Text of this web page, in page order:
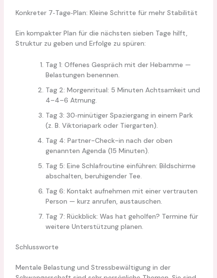
Konkreter 7‑Tage‑Plan: Kleine Schritte für mehr Stabilität
Ein kompakter Plan für die nächsten sieben Tage hilft,
Struktur zu geben und Erfolge zu spüren:
Tag 1: Offenes Gespräch mit der Hebamme —
Belastungen benennen.
Tag 2: Morgenritual: 5 Minuten Achtsamkeit und
4–4–6 Atmung.
Tag 3: 30‑minütiger Spaziergang in einem Park
(z. B. Viktoriapark oder Tiergarten).
Tag 4: Partner-Check-in nach der oben
genannten Agenda (15 Minuten).
Tag 5: Eine Schlafroutine einführen: Bildschirme
abschalten, beruhigender Tee.
Tag 6: Kontakt aufnehmen mit einer vertrauten
Person — kurz anrufen, austauschen.
Tag 7: Rückblick: Was hat geholfen? Termine für
weitere Unterstützung planen.
Schlussworte
Mentale Belastung und Stressbewältigung in der